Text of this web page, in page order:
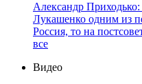
Александр
Лукашенко одним из
Россия, то на
все
Видео